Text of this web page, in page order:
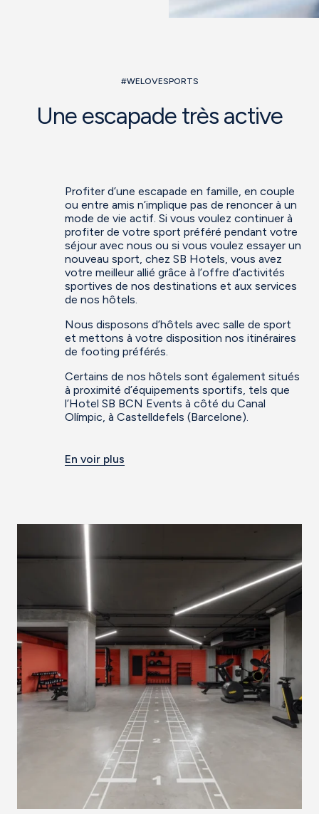
#WELOVESPORTS
Une escapade très active
Profiter d’une escapade en famille, en couple
ou entre amis n’implique pas de renoncer à un
mode de vie actif. Si vous voulez continuer à
profiter de votre sport préféré pendant votre
séjour avec nous ou si vous voulez essayer un
nouveau sport, chez SB Hotels, vous avez
votre meilleur allié grâce à l’offre d’activités
sportives de nos destinations et aux services
de nos hôtels.
Nous disposons d’hôtels avec salle de sport
et mettons à votre disposition nos itinéraires
de footing préférés.
Certains de nos hôtels sont également situés
à proximité d’équipements sportifs, tels que
l’Hotel SB BCN Events à côté du Canal
Olímpic, à Castelldefels (Barcelone).
En voir plus